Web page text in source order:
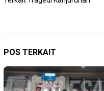
POS TERKAIT